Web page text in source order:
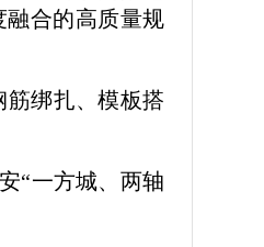
融合的高质量规
筋绑扎、模板搭
“一方城、两轴